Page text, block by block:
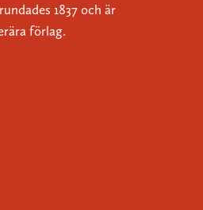
1837 och är
förlag.